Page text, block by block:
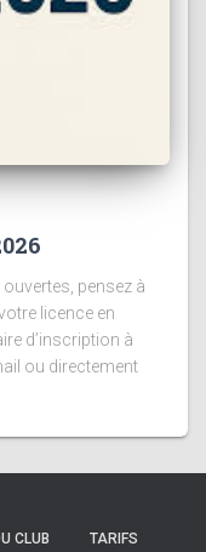
pensez à
licence en
d’inscription à
ou directement
CLUB TARIFS